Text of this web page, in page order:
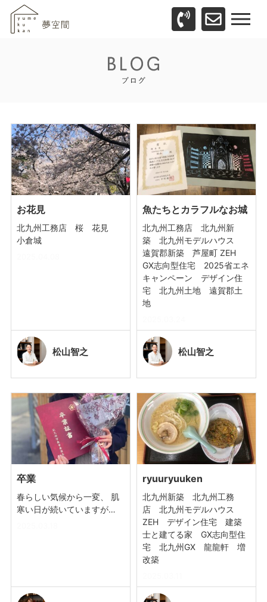
お花見
北九州工務店 桜 花見
小倉城
松山智之
魚たちとカラフルなお城
北九州工務店 北九州新
築 北九州モデルハウス
遠賀郡新築 芦屋町 ZEH
GX志向型住宅 2025省エネ
キャンペーン デザイン住
宅 北九州土地 遠賀郡土
地
松山智之
卒業
春らしい気候から一変、 肌
寒い日が続いていますが…
ryuuryuuken
北九州新築 北九州工務
店 北九州モデルハウス
ZEH デザイン住宅 建築
士と建てる家 GX志向型住
宅 北九州GX 龍龍軒 増
改築